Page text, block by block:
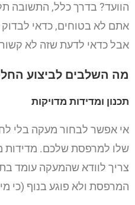
הוועד? בדרך כלל, התשובה
אתם לא בטוחים, כדאי לבדוק
אבל כדאי לדעת שזה לא
מה השלבים לביצוע
תכנון ומדידות מדויקות
אי אפשר לבחור מעקה בלי
שלו למרפסת שלכם. מדידות
צריך לוודא שהמעקה עומד
המרפסת ולא פוגע בנוף (כי